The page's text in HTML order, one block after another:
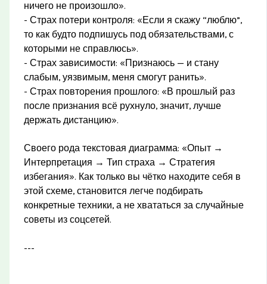
ничего не произошло».
- Страх потери контроля: «Если я скажу “люблю”,
то как будто подпишусь под обязательствами, с
которыми не справлюсь».
- Страх зависимости: «Признаюсь — и стану
слабым, уязвимым, меня смогут ранить».
- Страх повторения прошлого: «В прошлый раз
после признания всё рухнуло, значит, лучше
держать дистанцию».
Своего рода текстовая диаграмма: «Опыт →
Интерпретация → Тип страха → Стратегия
избегания». Как только вы чётко находите себя в
этой схеме, становится легче подбирать
конкретные техники, а не хвататься за случайные
советы из соцсетей.
---